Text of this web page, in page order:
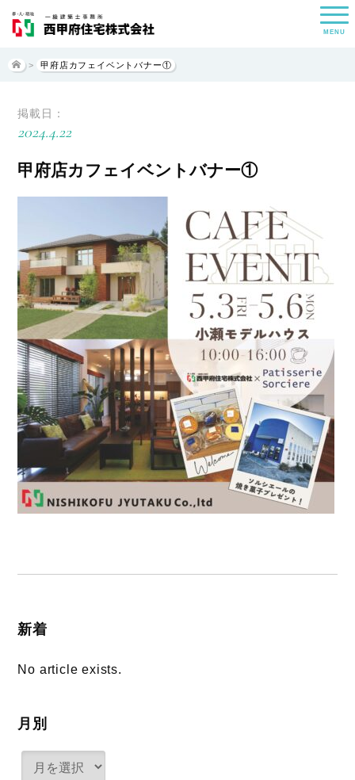
MENU
> 甲府店カフェイベントバナー①
掲載日：
2024.4.22
甲府店カフェイベントバナー①
新着
No article exists.
月別